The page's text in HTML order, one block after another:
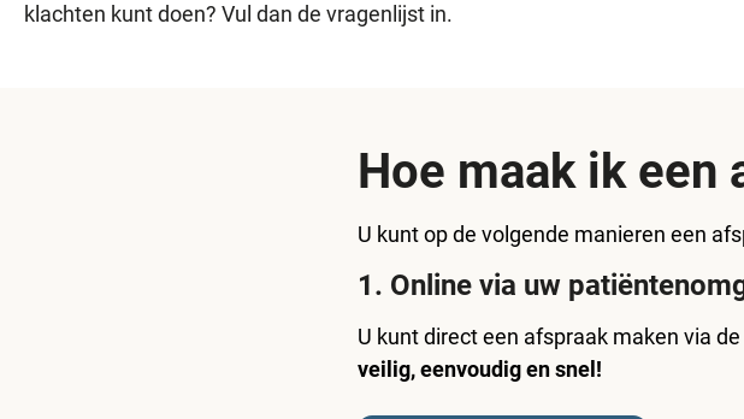
klachten kunt doen? Vul dan de vragenlijst in.
Hoe maak ik een
U kunt op de volgende manieren een
1. Online via uw
U kunt direct een afspraak maken via
veilig, eenvoudig en snel!